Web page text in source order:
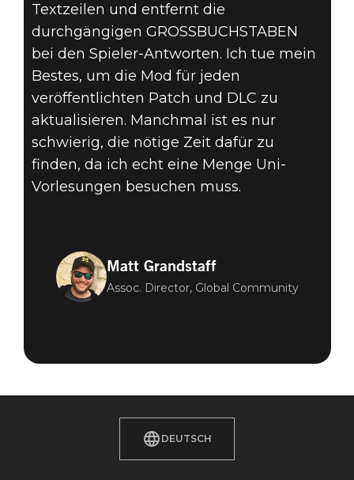
Textzeilen und entfernt die
durchgängigen GROSSBUCHSTABEN
bei den Spieler-Antworten. Ich tue mein
Bestes, um die Mod für jeden
veröffentlichten Patch und DLC zu
aktualisieren. Manchmal ist es nur
schwierig, die nötige Zeit dafür zu
finden, da ich echt eine Menge Uni-
Vorlesungen besuchen muss.
Matt Grandstaff
Assoc. Director, Global Community
DEUTSCH